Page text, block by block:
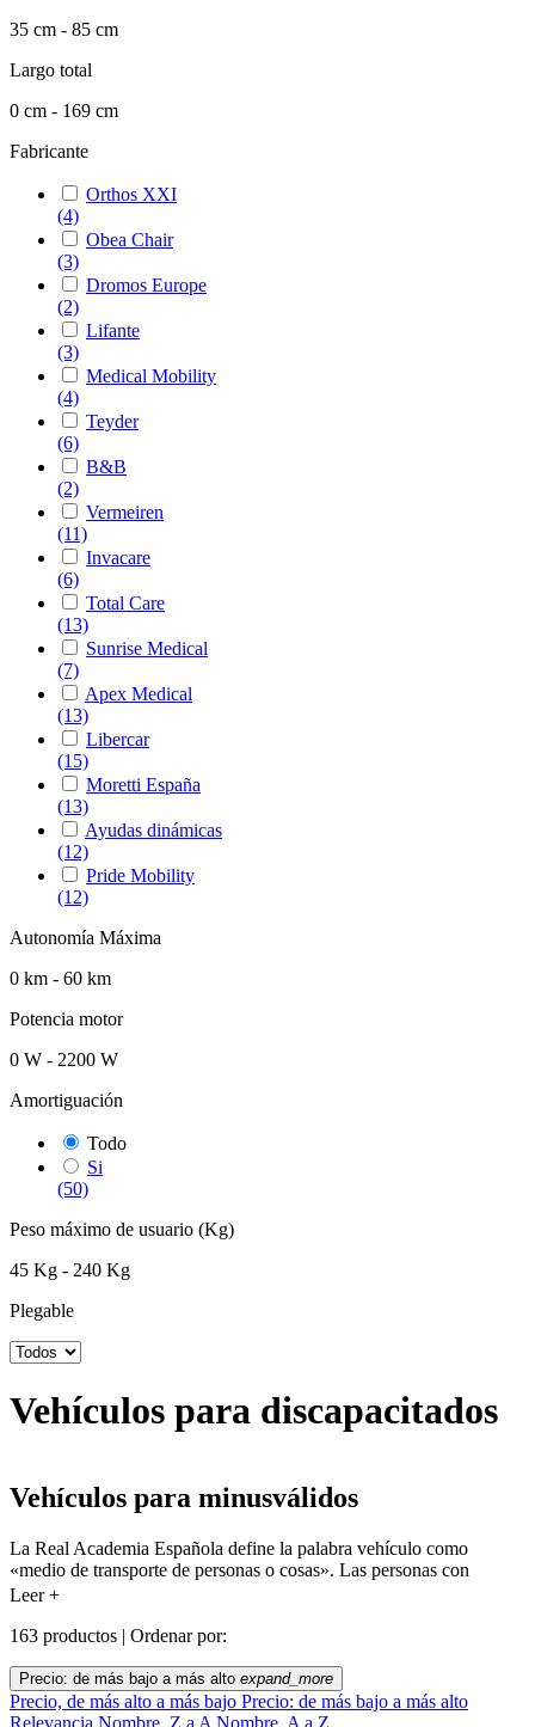
35 cm - 85 cm
Largo total
0 cm - 169 cm
Fabricante
Orthos XXI
(4)
Obea Chair
(3)
Dromos Europe
(2)
Lifante
(3)
Medical Mobility
(4)
Teyder
(6)
B&B
(2)
Vermeiren
(11)
Invacare
(6)
Total Care
(13)
Sunrise Medical
(7)
Apex Medical
(13)
Libercar
(15)
Moretti España
(13)
Ayudas dinámicas
(12)
Pride Mobility
(12)
Autonomía Máxima
0 km - 60 km
Potencia motor
0 W - 2200 W
Amortiguación
Todo
Si
(50)
Peso máximo de usuario (Kg)
45 Kg - 240 Kg
Plegable
Vehículos para discapacitados
Vehículos para minusválidos
La Real Academia Española define la palabra vehículo como
«medio de transporte de personas o cosas». Las personas con
discapacidad o movilidad reducida tienen necesidades especiales a la
su vehículo.
Por eso, en Ortopedia Ortoespañasomos expertos en la venta de
vehículos para personas con discapacidad, desde accesorios para
sillas de ruedas como handbikes hasta scooters eléctricos, todos ellos
Leer +
163 productos | Ordenar por:
Precio: de más bajo a más alto expand_more
Precio, de más alto a más bajo Precio: de más bajo a más alto
Relevancia Nombre, Z a A Nombre, A a Z